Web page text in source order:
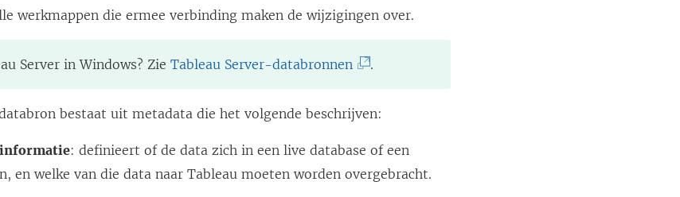
werkmappen die ermee verbinding maken de wijzigingen over.
Server in Windows? ZieTableau Server-databronnen (
i
k
w
.
bestaat uit metadata die het volgende beschrijven:
: definieert of de data zich in een live database of een
en welke van die data naar Tableau moeten worden overgebracht.